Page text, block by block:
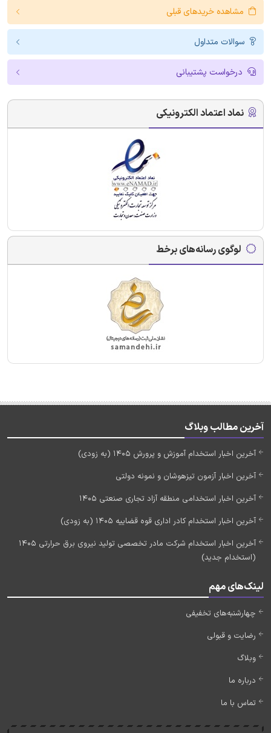
مشاهده خریدهای قبلی
سوالات متداول
درخواست پشتیبانی
نماد اعتماد الکترونیکی
لوگوی رسانه‌های برخط
آخرین مطالب وبلاگ
آخرین اخبار استخدام آموزش و پرورش 1405 (به زودی)
آخرین اخبار آزمون تیزهوشان و نمونه دولتی
آخرین اخبار استخدامی منطقه آزاد تجاری صنعتی 1405
آخرین اخبار استخدام کادر اداری قوه قضاییه 1405 (به زودی)
آخرین اخبار استخدام شرکت مادر تخصصی تولید نیروی برق حرارتی 1405
(استخدام جدید)
لینک‌های مهم
چهارشنبه‌های تخفیفی
رضایت و قبولی
وبلاگ
درباره ما
تماس با ما